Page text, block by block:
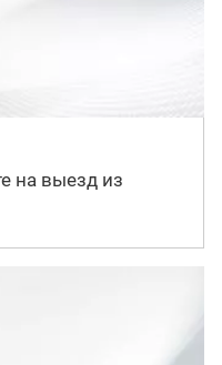
на выезд из